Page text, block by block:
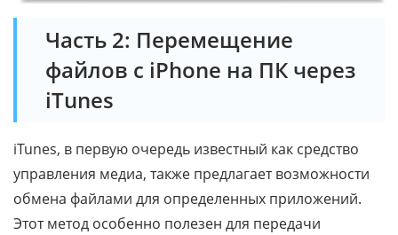
Часть 2: Перемещение
файлов с iPhone на ПК через
iTunes
iTunes, в первую очередь известный как средство
управления медиа, также предлагает возможности
обмена файлами для определенных приложений.
Этот метод особенно полезен для передачи